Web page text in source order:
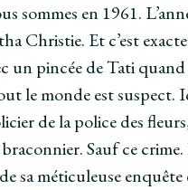
en 1961.
Christie. Et c’est
un pincée de Tati
le monde est suspect.
de la police des
Sauf ce
sa méticuleuse